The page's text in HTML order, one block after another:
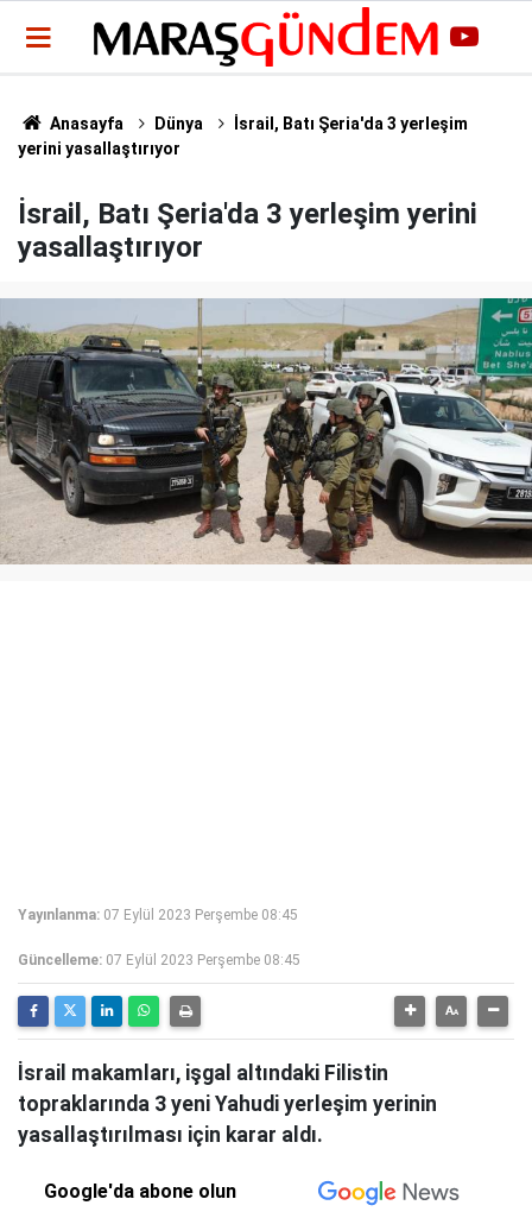
Anasayfa Dünya
İsrail, Batı Şeria'da 3 yerleşim
yerini yasallaştırıyor
İsrail, Batı Şeria'da 3 yerleşim yerini
yasallaştırıyor
Yayınlanma: 07 Eylül 2023 Perşembe 08:45
Güncelleme: 07 Eylül 2023 Perşembe 08:45
İsrail makamları, işgal altındaki Filistin
topraklarında 3 yeni Yahudi yerleşim yerinin
yasallaştırılması için karar aldı.
Google'da abone olun